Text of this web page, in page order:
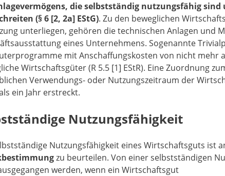
die selbstständig nutzungsfähig
(§ 6 [2, 2a] EStG). Zu den beweglichen
unterliegen, gehören die technischen Anlagen und
eines Unternehmens. Sogenannte
mit Anschaffungskosten von nicht mehr
Wirtschaftsgüter (R 5.5 [1] EStR). Eine Zuordnung
Verwendungs- oder Nutzungszeitraum der
ein Jahr erstreckt.
Nutzungsfähigkeit
Nutzungsfähigkeit eines Wirtschaftsguts ist
zu beurteilen. Von einer selbstständigen
werden, wenn ein Wirtschaftsgut